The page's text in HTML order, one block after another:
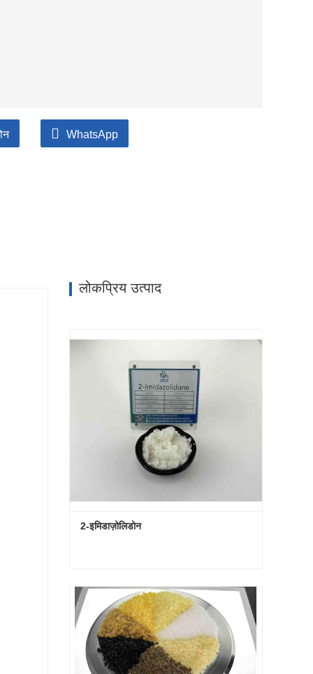
WhatsApp
लोकप्रिय उत्पाद
2-इमिडाज़ोलिडोन
2-इमिडाज़ोलिडोन
अभी संपर्क करें